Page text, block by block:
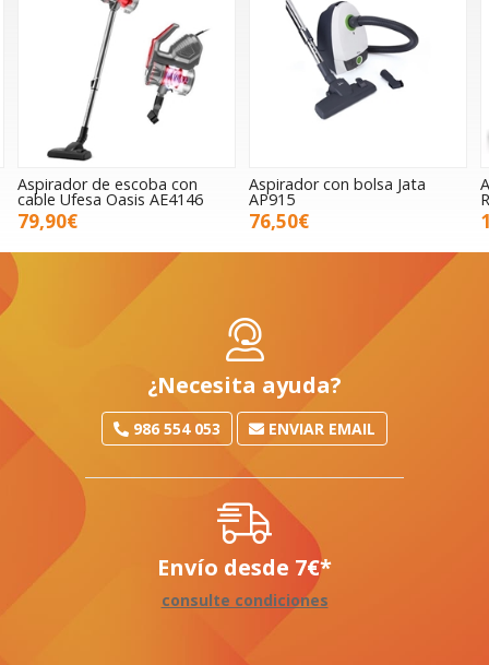
Aspirador de escoba con
cable Ufesa Oasis AE4146
79,90€
Aspirador con bolsa Jata
AP915
76,50€
¿Necesita ayuda?
986 554 053 ENVIAR EMAIL
Envío desde 7€*
consulte condiciones